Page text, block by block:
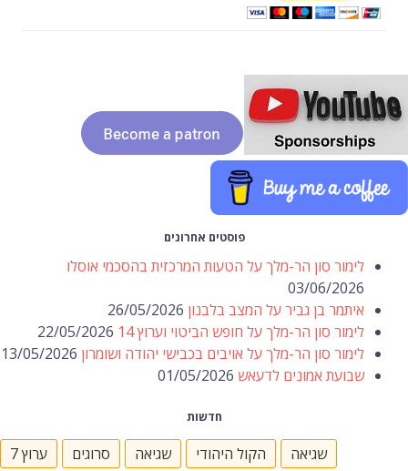
פוסטים אחרונים
לימור סון הר-מלך על הטעות המרכזית בהסכמי אוסלו
03/06/2026
איתמר בן גביר על המצב בלבנון 26/05/2026
לימור סון הר-מלך על חופש הביטוי וערוץ 14
22/05/2026
לימור סון הר-מלך על אויבים בכבישי יהודה ושומרון 13/05/2026
שבועת אמונים לדעאש 01/05/2026
חדשות
ערוץ 7 סרוגים שגיאה הקול היהודי
שגיאה